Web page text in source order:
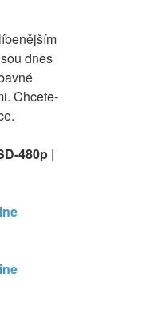
dnes
Chcete-
480p |